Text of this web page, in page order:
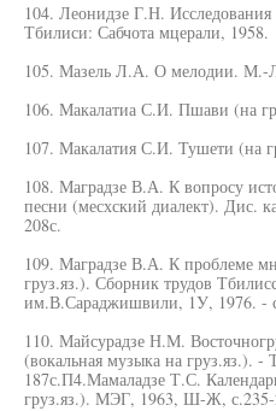
104. Леонидзе Г.Н.
Тбилиси: Сабчота мцерали, 1958.
105. Мазель Л.А. О мелодии. М.-
106. Макалатиа С.И. Пшави (на
107. Макалатия С.И. Тушети (на
108. Маградзе В.А. К вопросу
песни (месхский диалект). Дис.
208с.
109. Маградзе В.А. К проблеме
груз.яз.). Сборник трудов
им.В.Сараджишвили, 1У, 1976. -
110. Майсурадзе Н.М.
(вокальная музыка на груз.яз.).
187с.П4.Мамаладзе Т.С.
груз.яз.). МЭГ, 1963, Ш-Ж, с.235-